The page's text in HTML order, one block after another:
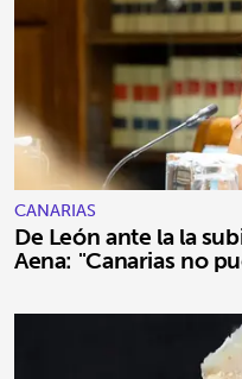
CANARIAS
De León ante la la
Aena: "Canarias no